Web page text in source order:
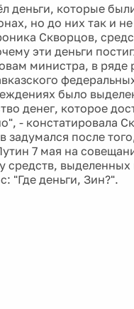
деньги, которые
но до них так и
Скворцов,
эти деньги
министра, в ряде
было
денег, которое
- констатировала
после
7 мая на
средств,
"Где деньги, Зин?".